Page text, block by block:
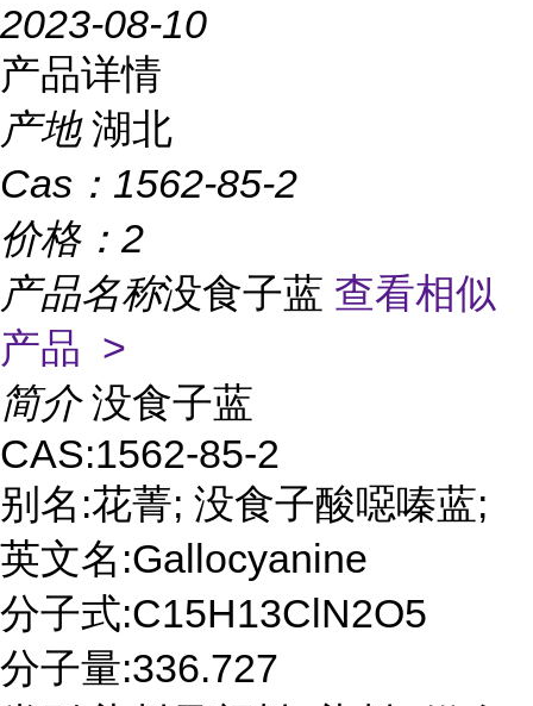
2023-08-10
产品详情
产地 湖北
Cas： 1562-85-2
价格： 2
产品名称没食子蓝 查看相似
产品 >
简介 没食子蓝
CAS:1562-85-2
别名:花菁; 没食子酸噁嗪蓝;
英文名:Gallocyanine
分子式:C15H13ClN2O5
分子量:336.727